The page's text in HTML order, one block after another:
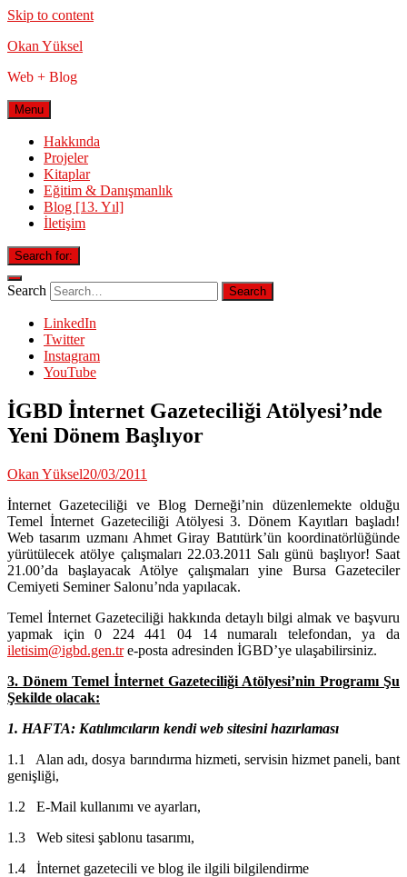
Skip to content
Okan Yüksel
Web + Blog
Menu
Hakkında
Projeler
Kitaplar
Eğitim & Danışmanlık
Blog [13. Yıl]
İletişim
Search for:
Search
LinkedIn
Twitter
Instagram
YouTube
İGBD İnternet Gazeteciliği Atölyesi’nde
Yeni Dönem Başlıyor
Okan Yüksel20/03/2011
İnternet Gazeteciliği ve Blog Derneği’nin düzenlemekte olduğu
Temel İnternet Gazeteciliği Atölyesi 3. Dönem Kayıtları başladı!
Web tasarım uzmanı Ahmet Giray Batıtürk’ün koordinatörlüğünde
yürütülecek atölye çalışmaları 22.03.2011 Salı günü başlıyor! Saat
21.00’da başlayacak Atölye çalışmaları yine Bursa Gazeteciler
Cemiyeti Seminer Salonu’nda yapılacak.
Temel İnternet Gazeteciliği hakkında detaylı bilgi almak ve başvuru
yapmak için 0 224 441 04 14 numaralı telefondan, ya da
iletisim@igbd.gen.tre-posta adresinden İGBD’ye ulaşabilirsiniz.
3. Dönem Temel İnternet Gazeteciliği Atölyesi’nin Programı Şu
Şekilde olacak:
1. HAFTA: Katılımcıların kendi web sitesini hazırlaması
1.1 Alan adı, dosya barındırma hizmeti, servisin hizmet paneli, bant
genişliği,
1.2 E-Mail kullanımı ve ayarları,
1.3 Web sitesi şablonu tasarımı,
1.4 İnternet gazetecili ve blog ile ilgili bilgilendirme